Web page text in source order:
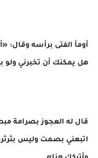
أومأ الفتى برأسه وقال:
هل يمكنك أن تخبرني
قال له العجوز بصرامة
اتبعني بصمت وليس